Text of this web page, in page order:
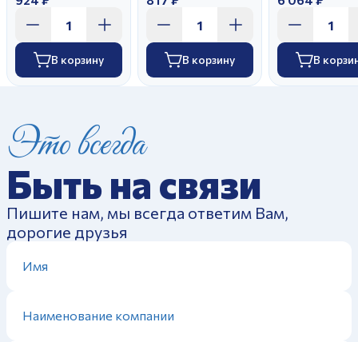
В корзину В корзину В
Это всегда
Быть на связи
Пишите нам, мы всегда ответим Вам,
дорогие друзья